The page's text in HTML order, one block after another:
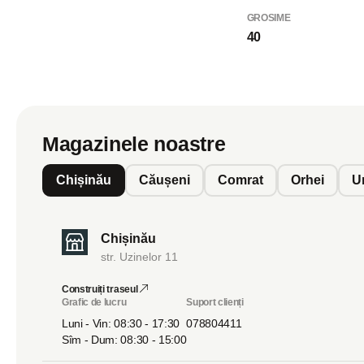
GROSIME
40
Magazinele noastre
Chișinău Căușeni Comrat Orhei
Chișinău
str. Uzinelor 11
Construiți traseul
Grafic de lucru
Luni - Vin: 08:30 - 17:30
Sîm - Dum: 08:30 - 15:00
Suport clienți
078804411